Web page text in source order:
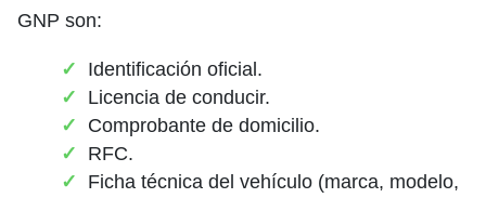
GNP son:
Identificación oficial.
Licencia de conducir.
Comprobante de domicilio.
RFC.
Ficha técnica del vehículo (marca, modelo,